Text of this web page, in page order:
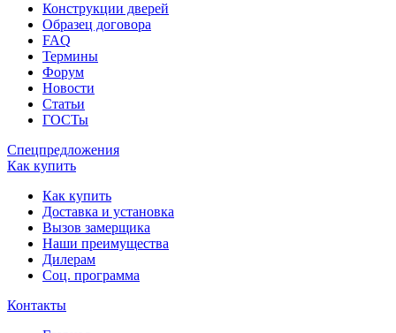
Конструкции дверей
Образец договора
FAQ
Термины
Форум
Новости
Статьи
ГОСТы
Спецпредложения
Как купить
Как купить
Доставка и установка
Вызов замерщика
Наши преимущества
Дилерам
Соц. программа
Контакты